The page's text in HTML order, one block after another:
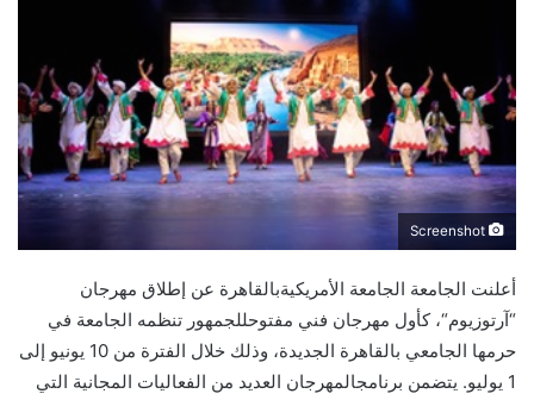
أعلنت الجامعة الجامعة الأمريكيةبالقاهرة عن إطلاق مهرجان
“آرتوزيوم“،كأول مهرجان فني مفتوحللجمهور تنظمه الجامعة في
حرمها الجامعي بالقاهرة الجديدة، وذلك خلال الفترة من يونيو إلى
1 يوليو. يتضمن برنامجالمهرجان العديد من الفعاليات المجانية التي